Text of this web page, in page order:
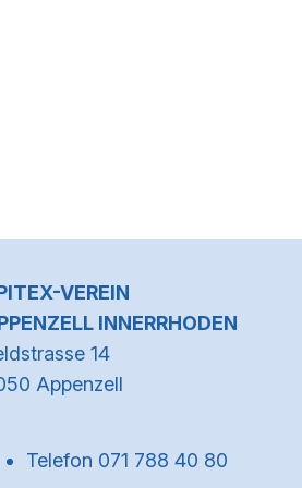
VEREIN
INNERRHODEN
14
Appenzell
Telefon 071 788 40 80